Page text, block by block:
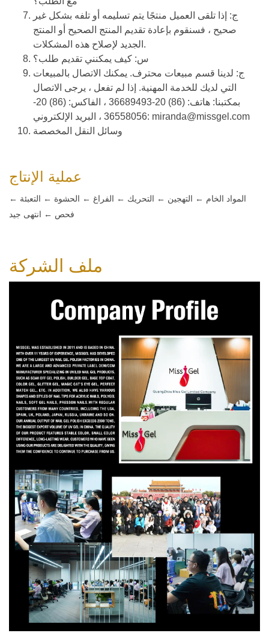
ج: إذا تلقى العميل منتجًا يتم تسليمه أو تلفه بشكل غير
صحيح ، فسنقوم بإعادة تقديم المنتج الصحيح أو المنتج
الجديد لإصلاح هذه المشكلات.
س: كيف يمكنني تقديم طلب؟
ج: لدينا قسم مبيعات محترف. يمكنك الاتصال بالمبيعات
التي لديك للخدمة المهنية. إذا لم تفعل ، يرجى الاتصال
بمكتبنا: هاتف: (86) 20-36689493 ، الفاكس: (86) 20-
36558056 ، البريد الإلكتروني: miranda@missgel.com
وسائل النقل المخصصة
عملية الإنتاج
المواد الخام ← التهجين ← التحريك ← الفراغ ← الحشوة ← التعبئة ←
فحص ← انتهى جيد
ملف الشركة